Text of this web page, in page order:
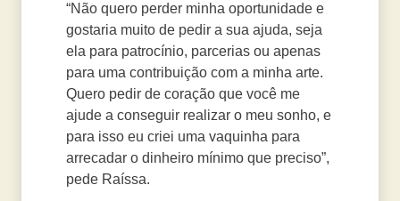
“Não quero perder minha oportunidade e
gostaria muito de pedir a sua ajuda, seja
ela para patrocínio, parcerias ou apenas
para uma contribuição com a minha arte.
Quero pedir de coração que você me
ajude a conseguir realizar o meu sonho, e
para isso eu criei uma vaquinha para
arrecadar o dinheiro mínimo que preciso”,
pede Raíssa.